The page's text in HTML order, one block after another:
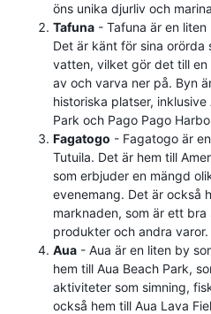
öns unika djurliv och
Tafuna - Tafuna är en
Det är känt för sina orörda
vatten, vilket gör det till
av och varva ner på. Byn
historiska platser,
Park och Pago Pago
Fagatogo - Fagatogo är
Tutuila. Det är hem till
som erbjuder en mängd
evenemang. Det är också
marknaden, som är ett
produkter och andra varor.
Aua - Aua är en liten by
hem till Aua Beach Park,
aktiviteter som simning,
också hem till Aua Lava